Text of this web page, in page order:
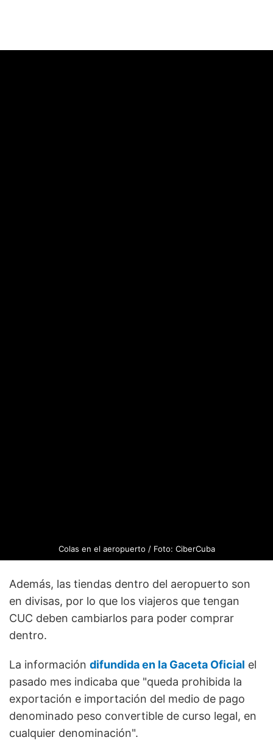
Colas en el aeropuerto / Foto: CiberCuba
Además, las tiendas dentro del aeropuerto son
en divisas, por lo que los viajeros que tengan
CUC deben cambiarlos para poder comprar
dentro.
La información difundida en la Gaceta Oficial el
pasado mes indicaba que "queda prohibida la
exportación e importación del medio de pago
denominado peso convertible de curso legal, en
cualquier denominación".